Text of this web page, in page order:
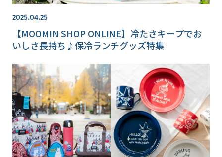
2025.04.25
【MOOMIN SHOP ONLINE】冷たさキープでお
いしさ長持ち♪保冷ランチグッズ特集